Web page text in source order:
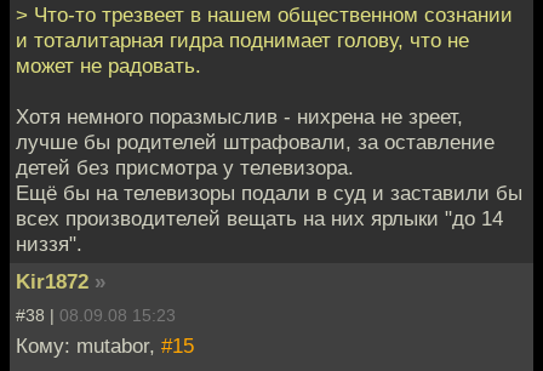
> Что-то трезвеет в нашем общественном сознании
и тоталитарная гидра поднимает голову, что не
может не радовать.
Хотя немного поразмыслив - нихрена не зреет,
лучше бы родителей штрафовали, за оставление
детей без присмотра у телевизора.
Ещё бы на телевизоры подали в суд и заставили бы
всех производителей вещать на них ярлыки "до 14
низзя".
Kir1872 »
#38 | 08.09.08 15:23
Кому: mutabor, #15